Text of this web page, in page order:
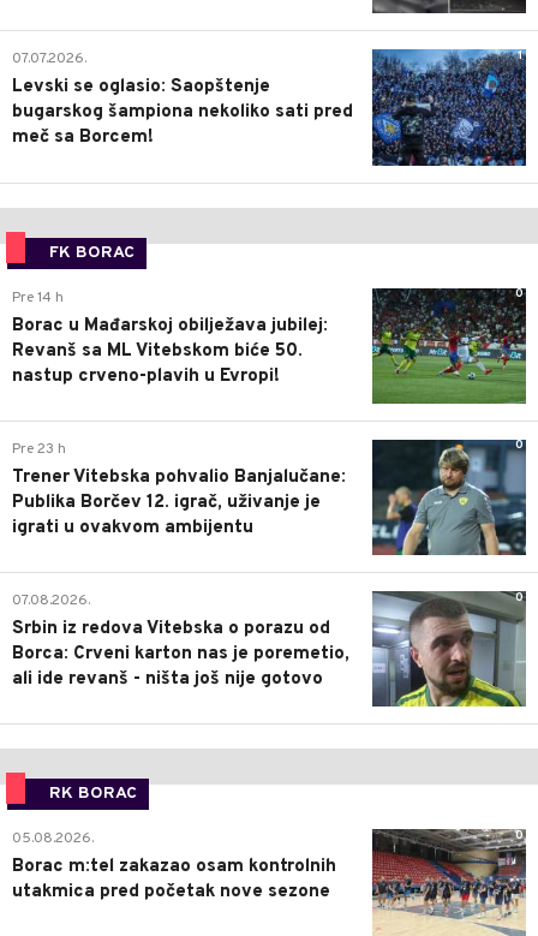
1
07.07.2026.
Levski se oglasio: Saopštenje
bugarskog šampiona nekoliko sati pred
meč sa Borcem!
FK BORAC
0
Pre 14 h
Borac u Mađarskoj obilježava jubilej:
Revanš sa ML Vitebskom biće 50.
nastup crveno-plavih u Evropi!
0
Pre 23 h
Trener Vitebska pohvalio Banjalučane:
Publika Borčev 12. igrač, uživanje je
igrati u ovakvom ambijentu
0
07.08.2026.
Srbin iz redova Vitebska o porazu od
Borca: Crveni karton nas je poremetio,
ali ide revanš - ništa još nije gotovo
RK BORAC
0
05.08.2026.
Borac m:tel zakazao osam kontrolnih
utakmica pred početak nove sezone